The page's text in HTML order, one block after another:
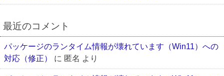
最近のコメント
パッケージのランタイム情報が壊れています（Win11）への
対応（修正）
に 匿名 より